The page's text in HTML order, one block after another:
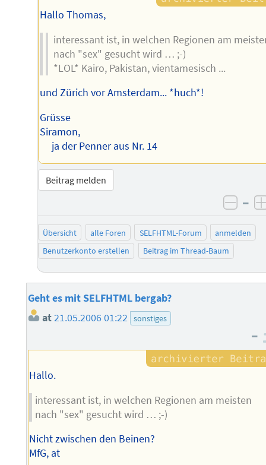
Hallo Thomas,
interessant ist, in welchen Regionen am
nach "sex" gesucht wird … ;-)
*LOL* Kairo, Pakistan, vientamesisch ...
und Zürich vor Amsterdam... *huch*!
Grüsse
Siramon,
ja der Penner aus Nr. 14
Beitrag melden
–
Übersicht alle Foren SELFHTML-Forum
anmelden
Benutzerkonto erstellen
Beitrag im Thread-Baum
Geht es mit SELFHTML bergab?
at21.05.2006 01:22 sonstiges
–
Hallo.
interessant ist, in welchen Regionen am meisten
nach "sex" gesucht wird … ;-)
Nicht zwischen den Beinen?
MfG, at